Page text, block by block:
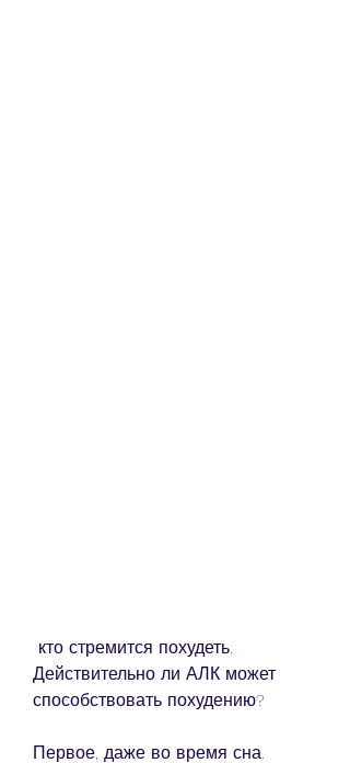
Действительно ли АЛК может
способствовать похудению?
Первое, даже во время сна.